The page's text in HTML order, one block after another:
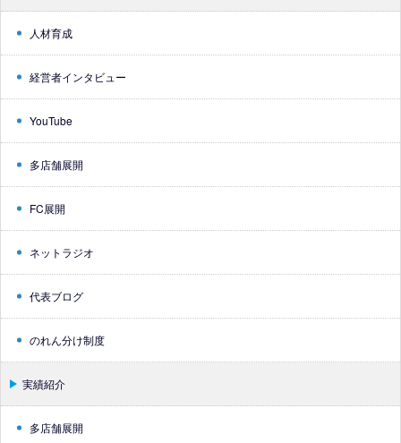
人材育成
経営者インタビュー
YouTube
多店舗展開
FC展開
ネットラジオ
代表ブログ
のれん分け制度
実績紹介
多店舗展開